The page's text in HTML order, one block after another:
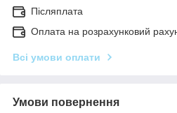
Післяплата
Оплата на розрахунковий
Всі умови оплати
Умови повернення